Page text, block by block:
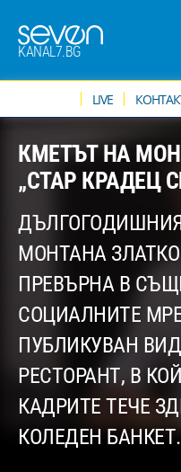
KANAL7.BG
LIVE
КМЕТЪТ НА
„СТАР КРАДЕЦ
МОНТАНА
ПРЕВЪРНА В
СОЦИАЛНИТЕ
ПУБЛИКУВАН
РЕСТОРАНТ, В
КАДРИТЕ ТЕЧЕ
КОЛЕДЕН БАНКЕТ.